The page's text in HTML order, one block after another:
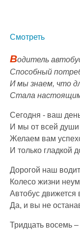
Смотреть
Водитель
Способный
И мы знаем, что
Стала
Сегодня - ваш
И мы от всей
Желаем вам
И только гладкой
Дорогой наш
Колесо жизни
Автобус движется
Да, и вы не
Тридцать восемь